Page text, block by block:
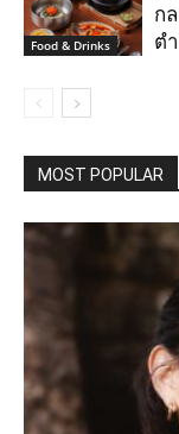
Food & Drinks
ก
ต
MOST POPULAR